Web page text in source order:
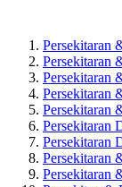
Persekitaran
Persekitaran
Persekitaran
Persekitaran
Persekitaran
Persekitaran
Persekitaran
Persekitaran
Persekitaran